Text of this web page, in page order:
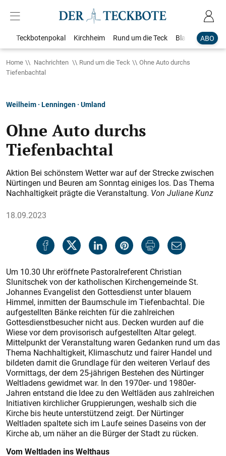
ABO
Teckbotenpokal Kirchheim Rund um die Teck Blaulicht
Home Nachrichten Rund um die Teck
Ohne Auto durchs
Tiefenbachtal
Weilheim · Lenningen · Umland
Ohne Auto durchs
Tiefenbachtal
Aktion Bei schönstem Wetter war auf der Strecke zwischen
Nürtingen und Beuren am Sonntag einiges los. Das Thema
Nachhaltigkeit prägte die Veranstaltung. Von Juliane Kunz
18.09.2023
Um 10.30 Uhr eröffnete Pastoralreferent Christian
Slunitschek von der katholischen Kirchengemeinde St.
Johannes Evangelist den Gottesdienst unter blauem
Himmel, inmitten der Baumschule im Tiefenbachtal. Die
aufgestellten Bänke reichten für die zahlreichen
Gottesdienstbesucher nicht aus. Decken wurden auf die
Wiese vor dem provisorisch aufgestellten Altar gelegt.
Mittelpunkt der Veranstaltung waren Gedanken rund um das
Thema Nachhaltigkeit, Klimaschutz und fairer Handel und
bildeten damit die Grundlage für den weiteren Verlauf des
Vormittags, der dem 25-jährigen Bestehen des Nürtinger
Weltladens gewidmet war. In den 1970er- und 1980er-
Jahren entstand die Idee zu den Weltläden aus zahlreichen
Initiativen kirchlicher Gruppierungen, weshalb sich die
Kirche bis heute unterstützend zeigt. Der Nürtinger
Weltladen spaltete sich im Laufe seines Daseins von der
Kirche ab, um näher an die Bürger der Stadt zu rücken.
Vom Weltladen ins Welthaus